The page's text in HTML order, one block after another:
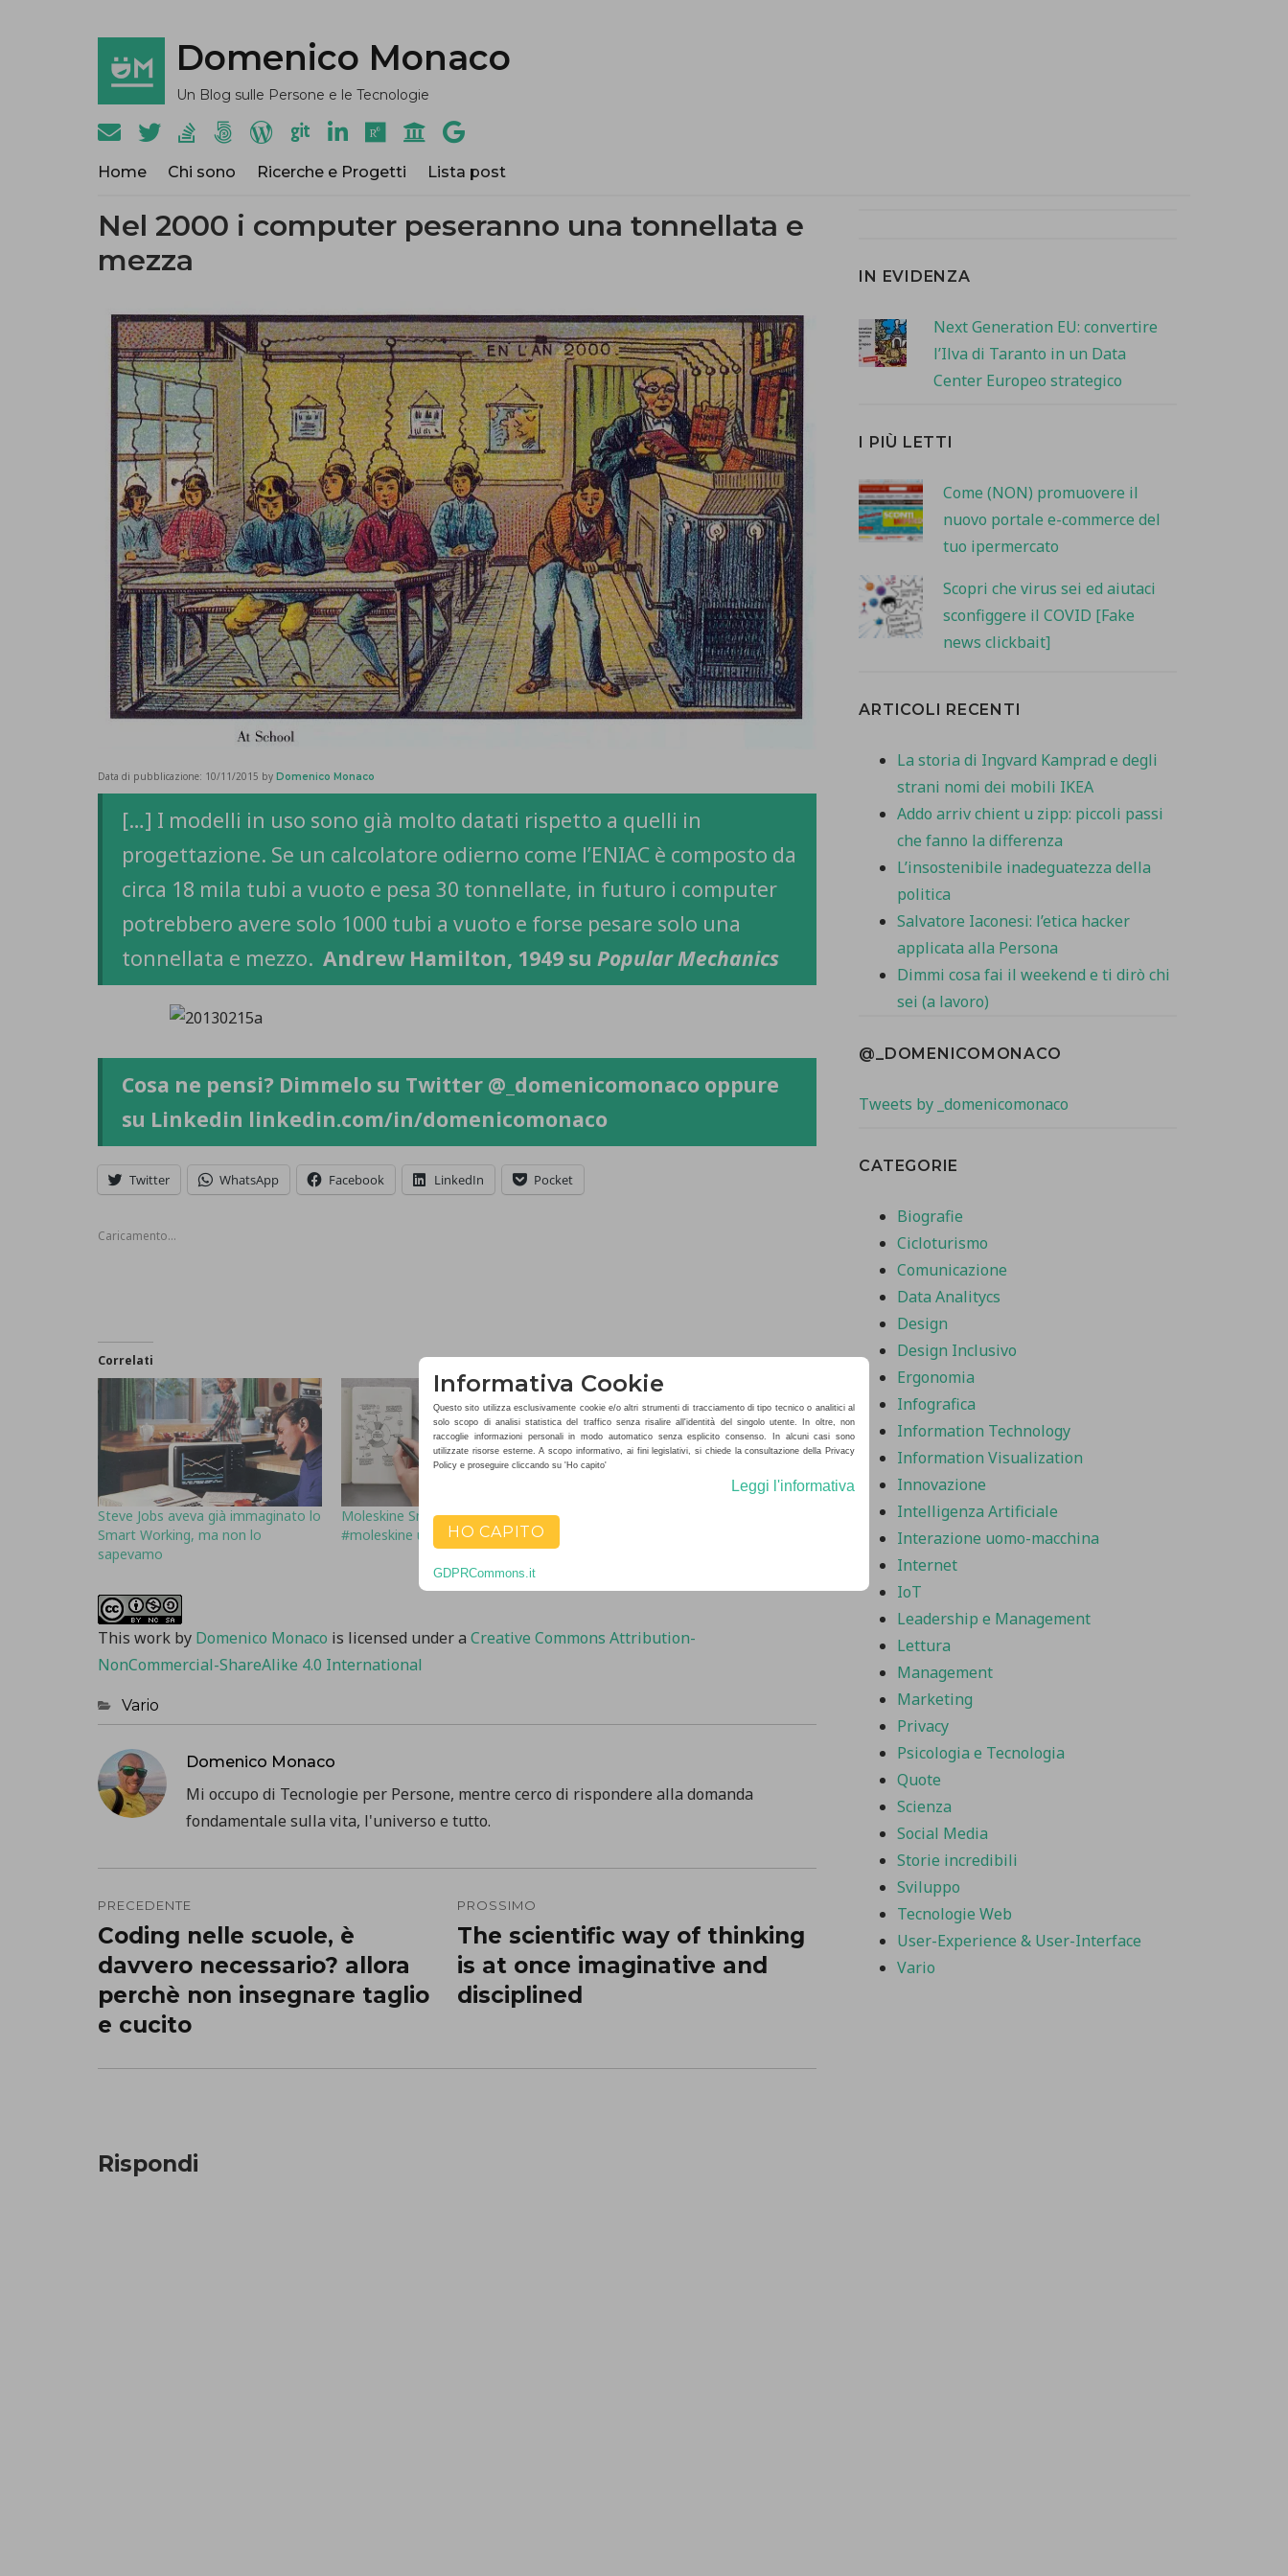
Domenico Monaco
Un Blog sulle Persone e le Tecnologie
Home Chi sono Ricerche e Progetti Lista post
Nel 2000 i computer peseranno una tonnellata e
mezza
Data di pubblicazione: 10/11/2015 by Domenico Monaco
[…] I modelli in uso sono già molto datati rispetto a quelli in
progettazione. Se un calcolatore odierno come l’ENIAC è composto da
circa 18 mila tubi a vuoto e pesa 30 tonnellate, in futuro i computer
potrebbero avere solo 1000 tubi a vuoto e forse pesare solo una
tonnellata e mezzo. Andrew Hamilton, 1949 su Popular Mechanics
Cosa ne pensi? Dimmelo su Twitter @_domenicomonaco oppure
su Linkedin linkedin.com/in/domenicomonaco
Twitter WhatsApp Facebook LinkedIn Pocket
Caricamento...
Correlati
Steve Jobs aveva già immaginato lo
Smart Working, ma non lo
sapevamo
Moleskine Smart Writing Set,
#moleskine un corno
This work by Domenico Monaco is licensed under a Creative Commons Attribution-
NonCommercial-ShareAlike 4.0 International
Categorie
Vario
Domenico Monaco
Mi occupo di Tecnologie per Persone, mentre cerco di rispondere alla domanda
fondamentale sulla vita, l'universo e tutto.
Navigazione
articoli
PRECEDENTE
Precedente
post:
Coding nelle scuole, è
davvero necessario? allora
perchè non insegnare taglio
e cucito
PROSSIMO
Prossimo
post:
The scientific way of thinking
is at once imaginative and
disciplined
Rispondi
IN EVIDENZA
Next Generation EU: convertire
l’Ilva di Taranto in un Data
Center Europeo strategico
I PIÙ LETTI
Come (NON) promuovere il
nuovo portale e-commerce del
tuo ipermercato
Scopri che virus sei ed aiutaci
sconfiggere il COVID [Fake
news clickbait]
ARTICOLI RECENTI
La storia di Ingvard Kamprad e degli
strani nomi dei mobili IKEA
Addo arriv chient u zipp: piccoli passi
che fanno la differenza
L’insostenibile inadeguatezza della
politica
Salvatore Iaconesi: l’etica hacker
applicata alla Persona
Dimmi cosa fai il weekend e ti dirò chi
sei (a lavoro)
@_DOMENICOMONACO
Tweets by _domenicomonaco
CATEGORIE
Biografie
Cicloturismo
Comunicazione
Data Analitycs
Design
Design Inclusivo
Ergonomia
Infografica
Information Technology
Information Visualization
Innovazione
Intelligenza Artificiale
Interazione uomo-macchina
Internet
IoT
Leadership e Management
Lettura
Management
Marketing
Privacy
Psicologia e Tecnologia
Quote
Scienza
Social Media
Storie incredibili
Sviluppo
Tecnologie Web
User-Experience & User-Interface
Vario
Informativa Cookie
Questo sito utilizza esclusivamente cookie e/o altri strumenti di tracciamento di tipo tecnico o analitici al
solo scopo di analisi statistica del traffico senza risalire all'identità del singolo utente. In oltre, non
raccoglie informazioni personali in modo automatico senza esplicito consenso. In alcuni casi sono
utilizzate risorse esterne. A scopo informativo, ai fini legislativi, si chiede la consultazione della Privacy
Policy e proseguire cliccando su 'Ho capito'
Leggi l'informativa
HO CAPITO
GDPRCommons.it